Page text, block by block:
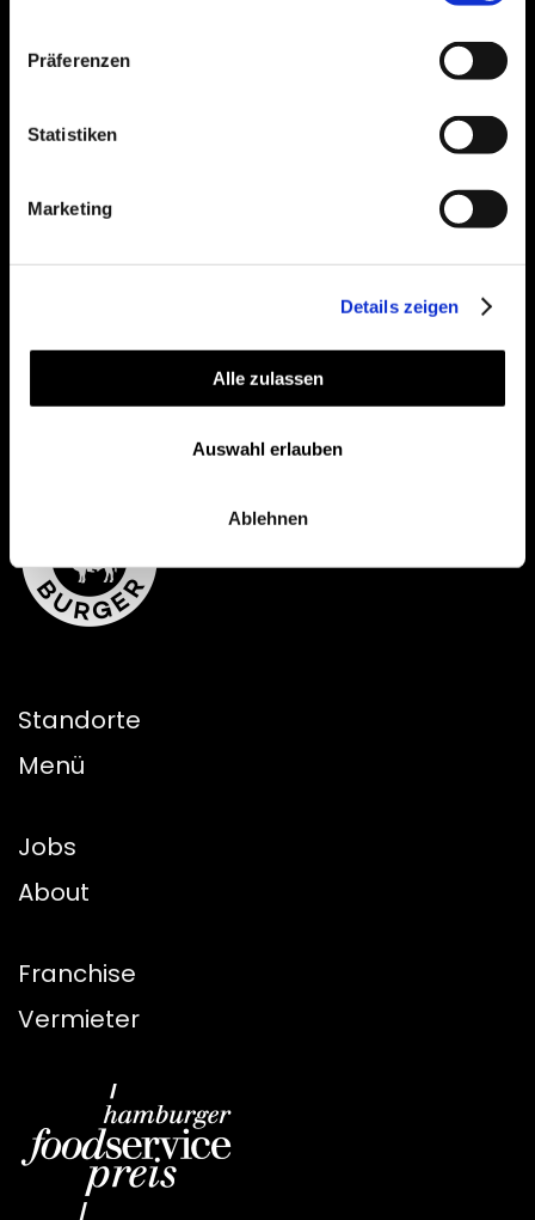
Datenzugriff durch US-Behörden). Die Einwilligung ist
freiwillig und kann jederzeit durch Anpassung der
Informationen erhalten Sie in unserer
Präferenzen
Statistiken
Marketing
Details zeigen
Alle zulassen
Auswahl erlauben
Ablehnen
Du möchtest Deine
Firmenfeier oder Dein
Event bei uns feiern/
VIA MAIL
View on Instagram
Standorte
Menü
Jobs
About
Franchise
Vermieter